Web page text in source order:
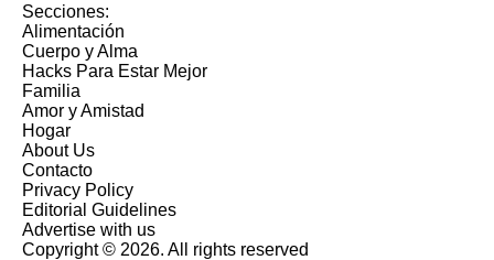
Secciones:
Alimentación
Cuerpo y Alma
Hacks Para Estar Mejor
Familia
Amor y Amistad
Hogar
About Us
Contacto
Privacy Policy
Editorial Guidelines
Advertise with us
Copyright © 2026. All rights reserved